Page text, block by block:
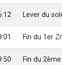
Lever du
Fin du 1er
Fin du